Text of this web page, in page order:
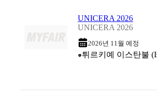
UNICERA 2026
UNICERA 2026
2026년 11월 예정